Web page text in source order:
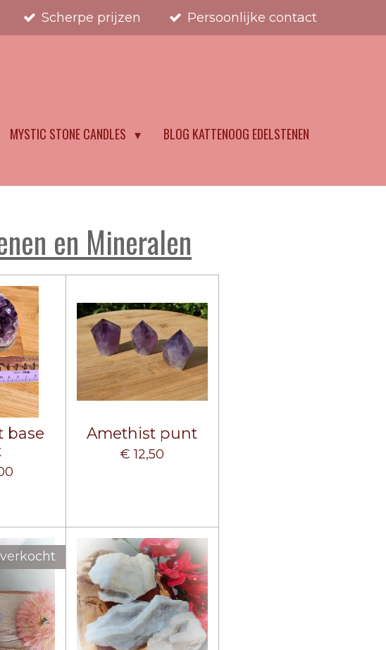
Scherpe prijzen Persoonlijke contact
MYSTIC STONE CANDLES
BLOG KATTENOOG EDELSTENEN
en Mineralen
base
Amethist punt
€ 12,50